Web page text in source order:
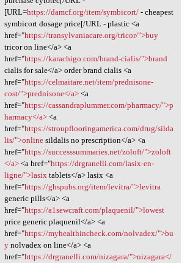
[URL=https://damcf.org/item/symbicort/- cheapest
symbicort dosage price[/URL - plastic <a
href="https://transylvaniacare.org/tricor/">buy
tricor on line</a> <a
href="https://karachigo.com/brand-cialis/">brand
cialis for sale</a> order brand cialis <a
href="https://celmaitare.net/item/prednisone-
cost/">prednisone</a><a
href="https://cassandraplummer.com/pharmacy/">p
harmacy</a><a
href="https://stroupflooringamerica.com/drug/silda
lis/">onlinesildalis no prescription</a> <a
href="https://successsummaries.net/zoloft/">zoloft
</a><a href="https://drgranelli.com/lasix-en-
ligne/">lasixtablets</a> lasix <a
href="https://ghspubs.org/item/levitra/">levitra
generic pills</a> <a
href="https://a1sewcraft.com/plaquenil/">lowest
price generic plaquenil</a> <a
href="https://myhealthincheck.com/nolvadex/">bu
ynolvadex on line</a> <a
href="https://drgranelli.com/nizagara/">nizagara</